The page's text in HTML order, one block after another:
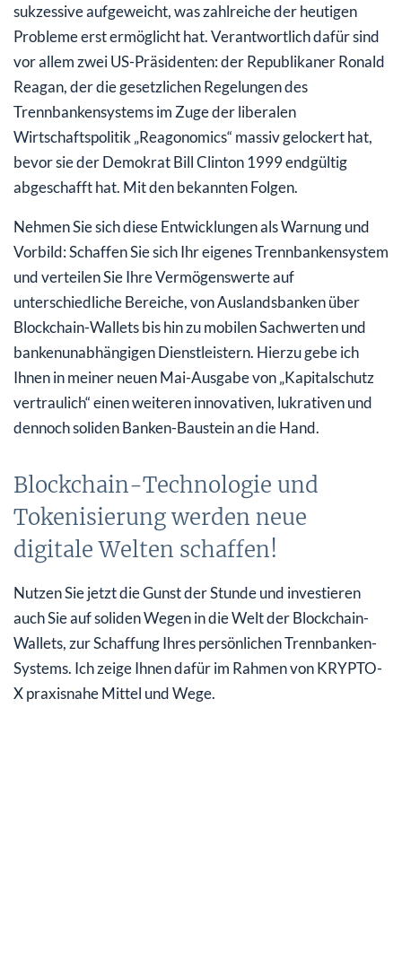
sukzessive aufgeweicht, was zahlreiche der heutigen
Probleme erst ermöglicht hat. Verantwortlich dafür sind
vor allem zwei US-Präsidenten: der Republikaner Ronald
Reagan, der die gesetzlichen Regelungen des
Trennbankensystems im Zuge der liberalen
Wirtschaftspolitik „Reagonomics“ massiv gelockert hat,
bevor sie der Demokrat Bill Clinton 1999 endgültig
abgeschafft hat. Mit den bekannten Folgen.
Nehmen Sie sich diese Entwicklungen als Warnung und
Vorbild: Schaffen Sie sich Ihr eigenes Trennbankensystem
und verteilen Sie Ihre Vermögenswerte auf
unterschiedliche Bereiche, von Auslandsbanken über
Blockchain-Wallets bis hin zu mobilen Sachwerten und
bankenunabhängigen Dienstleistern. Hierzu gebe ich
Ihnen in meiner neuen Mai-Ausgabe von „Kapitalschutz
vertraulich“ einen weiteren innovativen, lukrativen und
dennoch soliden Banken-Baustein an die Hand.
Blockchain-Technologie und
Tokenisierung werden neue
digitale Welten schaffen!
Nutzen Sie jetzt die Gunst der Stunde und investieren
auch Sie auf soliden Wegen in die Welt der Blockchain-
Wallets, zur Schaffung Ihres persönlichen Trennbanken-
Systems. Ich zeige Ihnen dafür im Rahmen von KRYPTO-
X praxisnahe Mittel und Wege.